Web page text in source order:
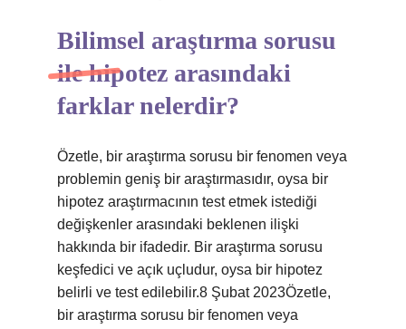
Bilimsel araştırma sorusu
ile hipotez arasındaki
farklar nelerdir?
Özetle, bir araştırma sorusu bir fenomen veya
problemin geniş bir araştırmasıdır, oysa bir
hipotez araştırmacının test etmek istediği
değişkenler arasındaki beklenen ilişki
hakkında bir ifadedir. Bir araştırma sorusu
keşfedici ve açık uçludur, oysa bir hipotez
belirli ve test edilebilir.8 Şubat 2023Özetle,
bir araştırma sorusu bir fenomen veya